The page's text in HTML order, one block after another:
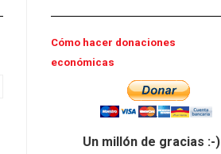
Cómo hacer donaciones
económicas
Un millón de gracias :-)